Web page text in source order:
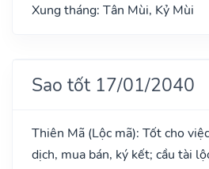
Xung tháng: Tân Mùi, Kỷ Mùi
Sao tốt 17/01/2040
Thiên Mã (Lộc mã): Tốt cho
dịch, mua bán, ký kết; cầu tài